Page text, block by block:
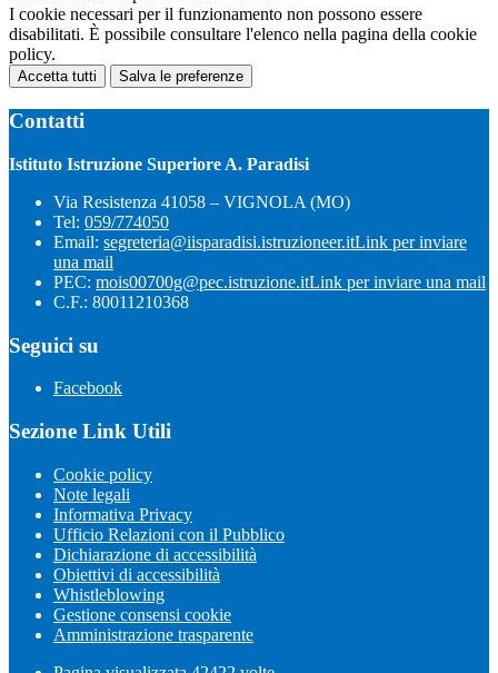
I cookie necessari per il funzionamento non possono essere
disabilitati. È possibile consultare l'elenco nella pagina della cookie
policy.
Accetta tutti Salva le preferenze
Contatti
Istituto Istruzione Superiore A. Paradisi
Via Resistenza 41058 – VIGNOLA (MO)
Tel: 059/774050
Email: segreteria@iisparadisi.istruzioneer.itLink per inviare
una mail
PEC: mois00700g@pec.istruzione.itLink per inviare una mail
C.F.: 80011210368
Seguici su
Facebook
Sezione Link Utili
Cookie policy
Note legali
Informativa Privacy
Ufficio Relazioni con il Pubblico
Dichiarazione di accessibilità
Obiettivi di accessibilità
Whistleblowing
Gestione consensi cookie
Amministrazione trasparente